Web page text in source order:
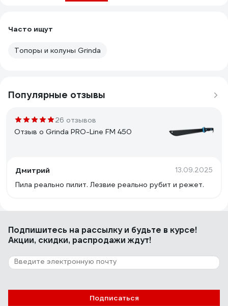
Часто ищут
Топоры и колуны Grinda
Популярные отзывы
26 отзывов
Отзыв о Grinda PRO-Line FM 450
Дмитрий 13.09.2025
Пила реально пилит. Лезвие реально рубит и режет.
Подпишитесь на рассылкуи будьте в курсе!
Акции, скидки, распродажи ждут!
Подписаться